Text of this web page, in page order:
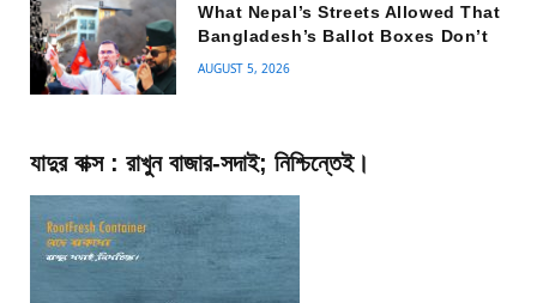
What Nepal’s Streets Allowed That
Bangladesh’s Ballot Boxes Don’t
AUGUST 5, 2026
যাদুর বাক্স : রাখুন বাজার-সদাই; নিশ্চিন্তেই।